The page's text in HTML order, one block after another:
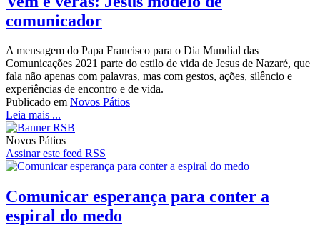
comunicador
A mensagem do Papa Francisco para o Dia Mundial das
Comunicações 2021 parte do estilo de vida de Jesus de Nazaré, que
fala não apenas com palavras, mas com gestos, ações, silêncio e
experiências de encontro e de vida.
Publicado em Novos Pátios
Leia mais ...
Novos Pátios
Assinar este feed RSS
Comunicar esperança para conter a
espiral do medo